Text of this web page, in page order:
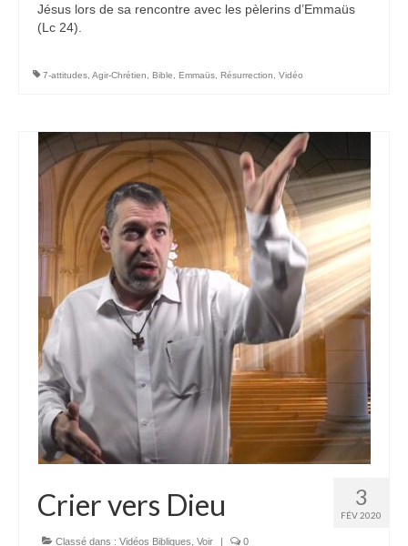
Prochaines Messes
Jésus lors de sa rencontre avec les pèlerins d’Emmaüs
(Lc 24).
7-attitudes Agir-Chrétien Bible Emmaüs Résurrection Vidéo
3
FÉV 2020
Crier vers Dieu
Classé dans : Vidéos Bibliques Voir | 0